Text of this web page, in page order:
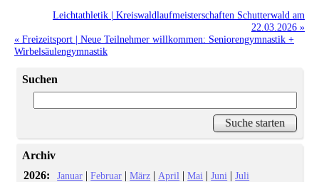
Leichtathletik | Kreiswaldlaufmeisterschaften Schutterwald am
22.03.2026 »
« Freizeitsport | Neue Teilnehmer willkommen: Seniorengymnastik +
Wirbelsäulengymnastik
Suchen
Archiv
2026:
Januar |Februar |März | April |Mai |Juni |Juli